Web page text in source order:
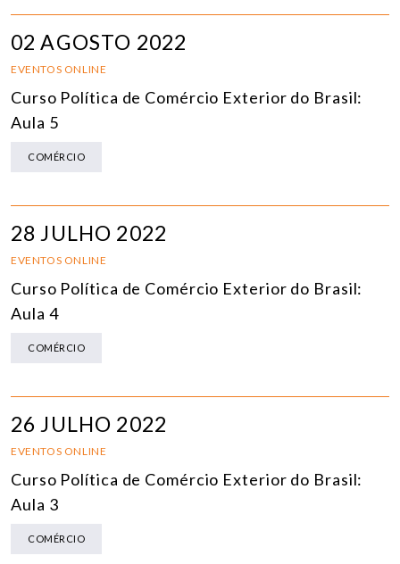
02 AGOSTO 2022
EVENTOS ONLINE
Curso Política de Comércio Exterior do Brasil:
Aula 5
COMÉRCIO
28 JULHO 2022
EVENTOS ONLINE
Curso Política de Comércio Exterior do Brasil:
Aula 4
COMÉRCIO
26 JULHO 2022
EVENTOS ONLINE
Curso Política de Comércio Exterior do Brasil:
Aula 3
COMÉRCIO